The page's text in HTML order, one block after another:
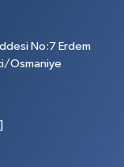
No:7 Erdem
Osmaniye